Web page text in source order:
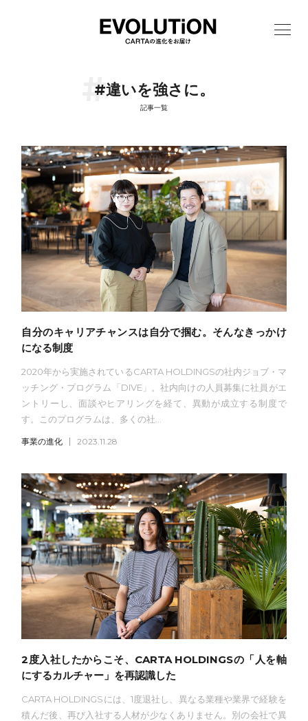
#違いを強さに。
記事一覧
自分のキャリアチャンスは自分で掴む。そんなきっかけ
になる制度
2020年から実施されているCARTA HOLDINGSの社内ジョブ・マ
ッチング・プログラム「DIVE」。社内向けの人員募集に社員がエ
ントリーし、面談やヒアリングを経て、異動が成立する制度で
す。このプログラムは、多くの社...
事業の進化 2023.11.28
2度入社したからこそ、CARTA HOLDINGSの「人を軸
にするカルチャー」を再認識した
CARTA HOLDINGSには、1度退社し、異なる業種や業界で経験を
積んだ後、再び入社する人材が少なくありません。別の会社で異